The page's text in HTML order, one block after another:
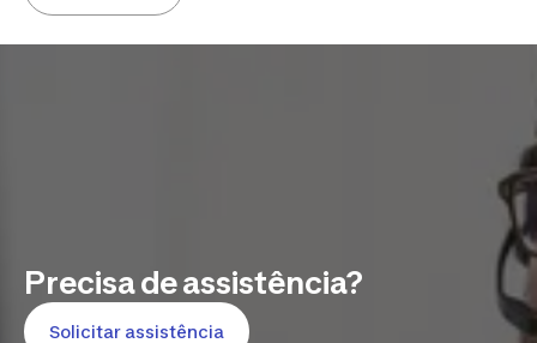
Precisa de assistência?
Solicitar assistência